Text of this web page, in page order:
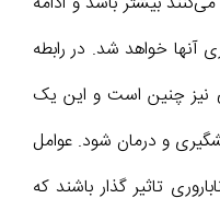
آن­ها خواهد شد. در رابطه
نیز چنین است و این یک
و درمان شود. عوامل
تاثیر گذار باشند که